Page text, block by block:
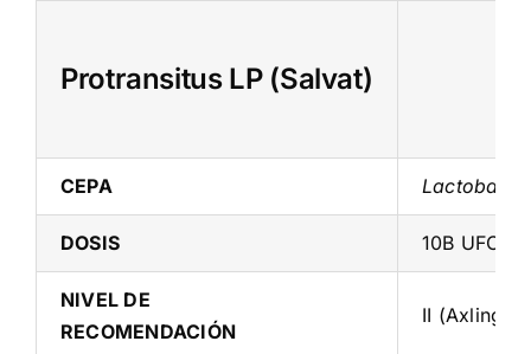
contentProtransitus LP (Salvat)
CEPA
DOSIS 10B
NIVEL DE
RECOMENDACIÓN
II (Axling